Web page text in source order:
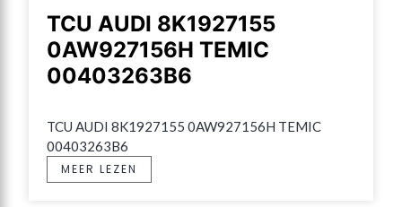
TCU AUDI 8K1927155
0AW927156H TEMIC
00403263B6
TCU AUDI 8K1927155 0AW927156H TEMIC
00403263B6
MEER LEZEN